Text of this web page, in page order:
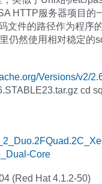
HTTP服务器项目的
文件的路径作为程序
仍然使用相对稳定的
Versions/v2/
cd
Core
(Red Hat 4.1.2-50)